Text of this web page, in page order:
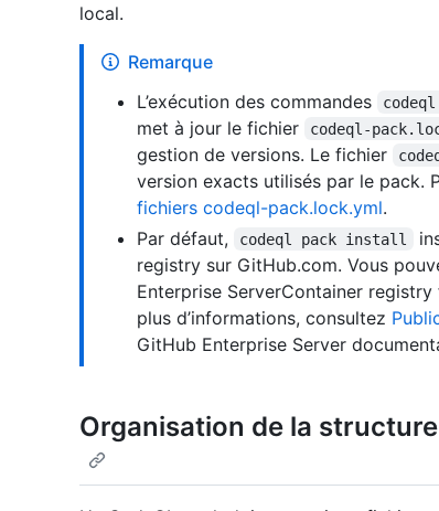
local.
Remarque
L’exécution des commandes
met à jour le fichier
codeql-
gestion de versions. Le fichier
version exacts utilisés par le pack.
fichiers codeql-pack.lock.yml.
Par défaut,
codeql pack install
registry sur GitHub.com. Vous
Enterprise ServerContainer
plus d’informations, consultez
GitHub Enterprise Server
Organisation de la